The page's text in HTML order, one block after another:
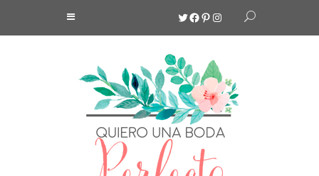
Twitter
Facebook
Pinterest
Instagram